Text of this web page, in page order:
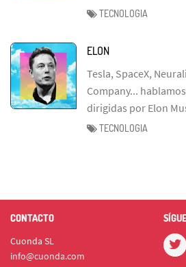
TECNOLOGIA
ELON
Tesla, SpaceX,
Company...
dirigidas por Elon
TECNOLOGIA
CONTACTO
Cuonda SL
info@cuonda.com